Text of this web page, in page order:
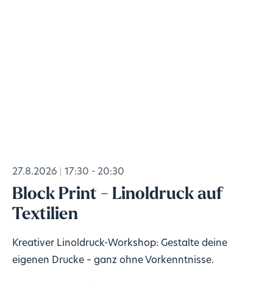
27.8.2026 17:30 - 20:30
Block Print - Linoldruck auf
Textilien
Kreativer Linoldruck-Workshop: Gestalte deine
eigenen Drucke – ganz ohne Vorkenntnisse.